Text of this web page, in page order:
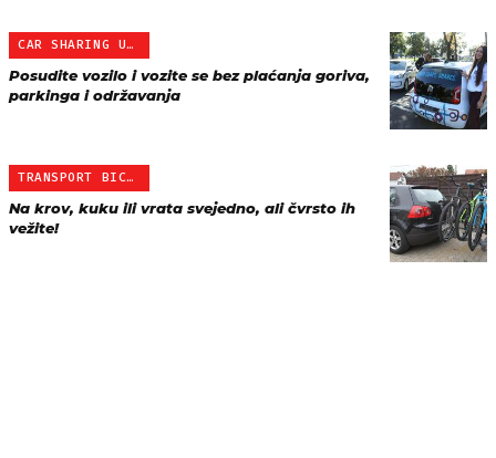
CAR SHARING U ZAGREBU OD…
Posudite vozilo i vozite se bez plaćanja goriva,
parkinga i održavanja
TRANSPORT BICIKLA NA AUTU
Na krov, kuku ili vrata svejedno, ali čvrsto ih
vežite!